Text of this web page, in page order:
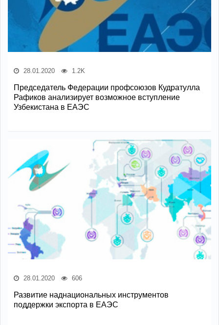
28.01.2020 1.2K
Председатель Федерации профсоюзов Кудратулла
Рафиков анализирует возможное вступление
Узбекистана в ЕАЭС
28.01.2020 606
Развитие наднациональных инструментов
поддержки экспорта в ЕАЭС